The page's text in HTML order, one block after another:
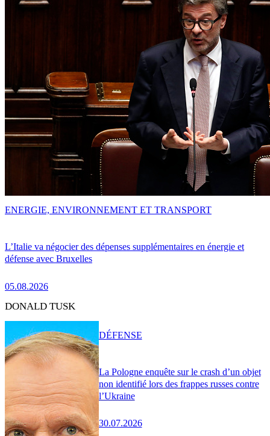
L’Italie va négocier des dépenses supplémentaires en énergie et
défense avec Bruxelles
05.08.2026
ENERGIE, ENVIRONNEMENT ET TRANSPORT
DONALD TUSK
La Pologne enquête sur le crash d’un objet
non identifié lors des frappes russes contre
l’Ukraine
30.07.2026
DÉFENSE